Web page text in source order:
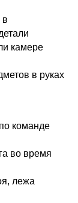
в
камере
в руках
команде
во время
лежа